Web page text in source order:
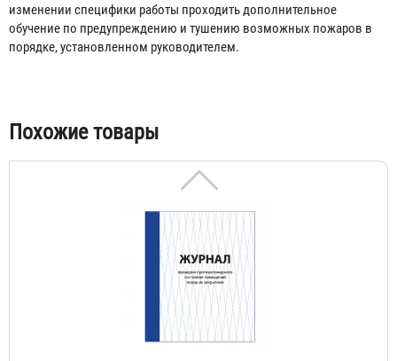
изменении специфики работы проходить дополнительное
обучение по предупреждению и тушению возможных пожаров в
порядке, установленном руководителем.
Табы
Похожие товары
Журнал проверки противопожарного состояния
помещения